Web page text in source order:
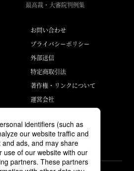
最高裁・大審院判例集
お問い合わせ
プライバシーポリシー
外部送信
特定商取引法
著作権・リンクについて
運営会社